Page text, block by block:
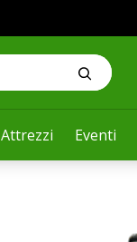
Attrezzi Eventi